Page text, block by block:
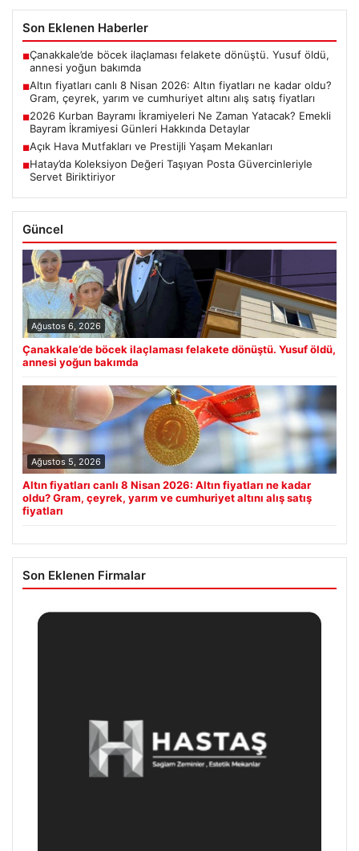
Son Eklenen Haberler
■Çanakkale’de böcek ilaçlaması felakete dönüştü. Yusuf öldü,
annesi yoğun bakımda
■Altın fiyatları canlı 8 Nisan 2026: Altın fiyatları ne kadar oldu?
Gram, çeyrek, yarım ve cumhuriyet altını alış satış fiyatları
■2026 Kurban Bayramı İkramiyeleri Ne Zaman Yatacak? Emekli
Bayram İkramiyesi Günleri Hakkında Detaylar
■Açık Hava Mutfakları ve Prestijli Yaşam Mekanları
■Hatay’da Koleksiyon Değeri Taşıyan Posta Güvercinleriyle
Servet Biriktiriyor
Güncel
Ağustos 6, 2026
Çanakkale’de böcek ilaçlaması felakete dönüştü. Yusuf öldü,
annesi yoğun bakımda
Ağustos 5, 2026
Altın fiyatları canlı 8 Nisan 2026: Altın fiyatları ne kadar
oldu? Gram, çeyrek, yarım ve cumhuriyet altını alış satış
fiyatları
Son Eklenen Firmalar